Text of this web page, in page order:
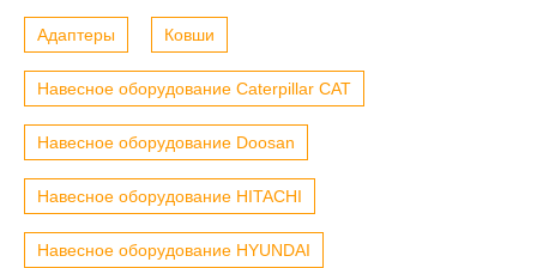
Адаптеры Ковши
Навесное оборудование Caterpillar CAT
Навесное оборудование Doosan
Навесное оборудование HITACHI
Навесное оборудование HYUNDAI